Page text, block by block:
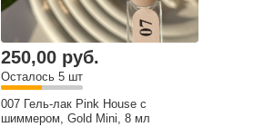
250,00 руб.
Осталось 5 шт
007 Гель-лак Pink House с
шиммером, Gold Mini, 8 мл